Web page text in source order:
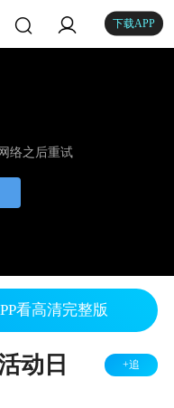
下载APP
络之后重试
看高清完整版
动日 +追